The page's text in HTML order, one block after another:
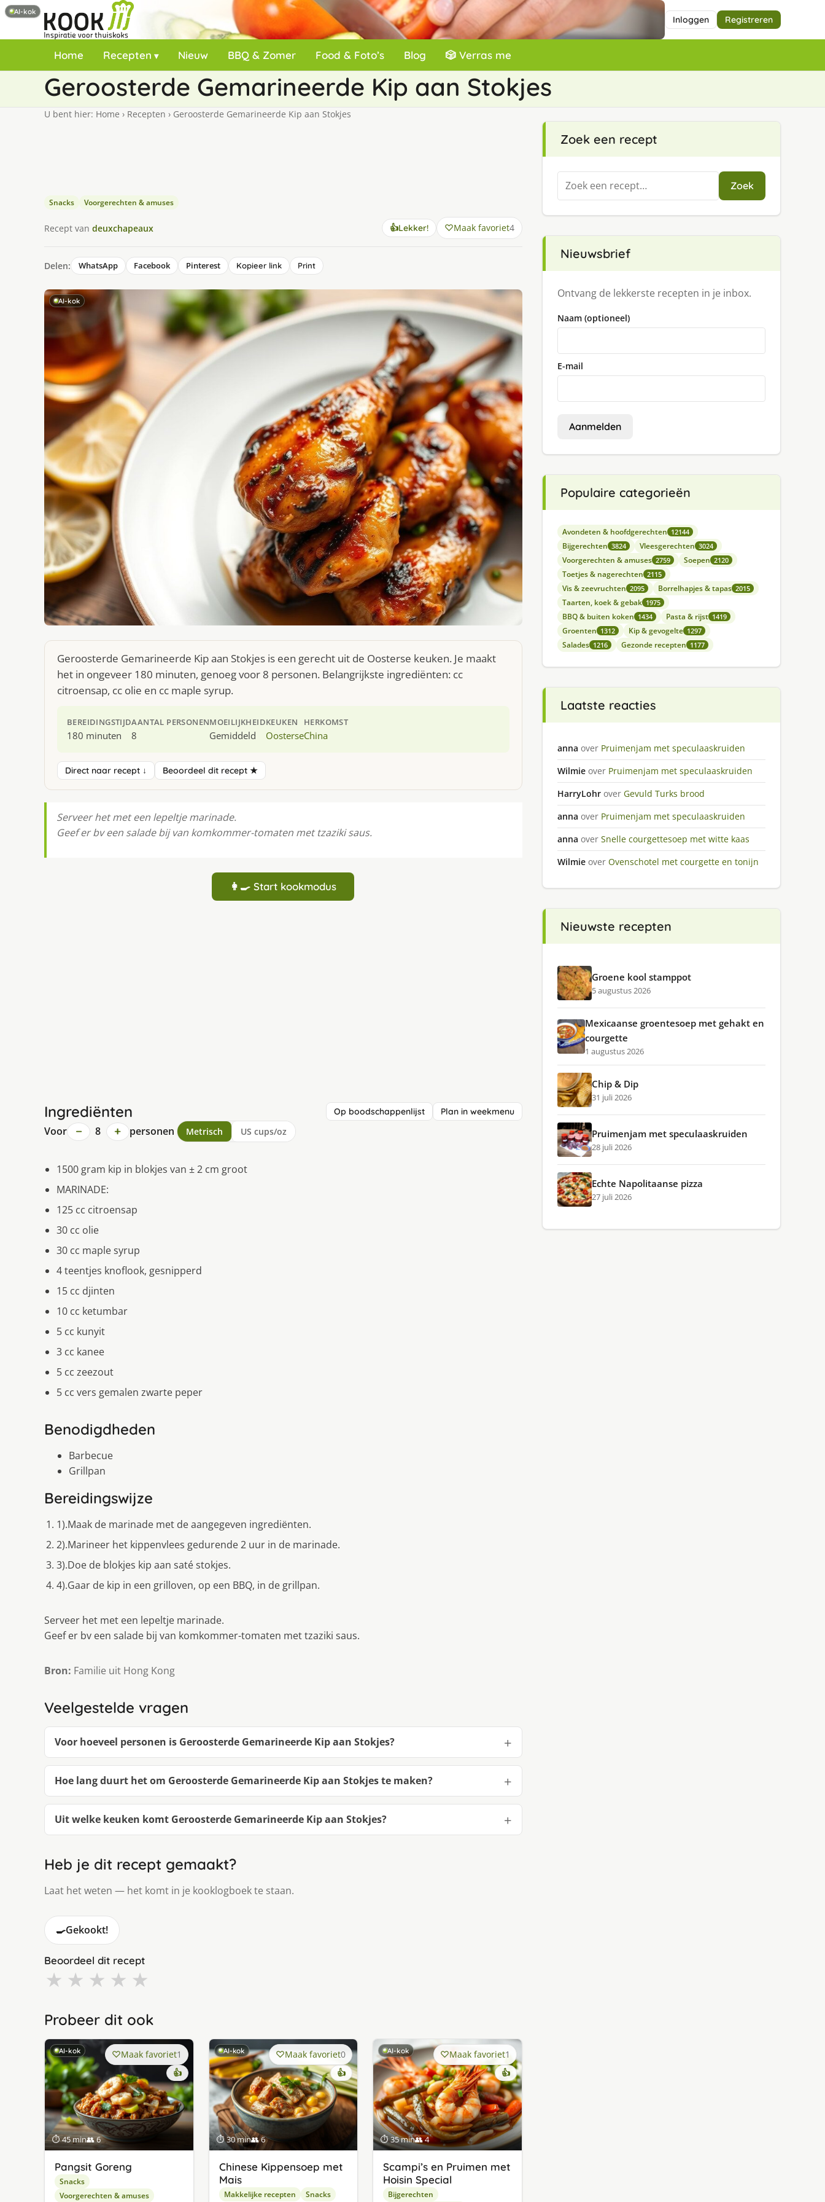
Inloggen Registreren
Home Recepten Nieuw BBQ & Zomer Food & Foto’s Blog 🎲 Verras me
Geroosterde Gemarineerde Kip aan Stokjes
U bent hier: Home › Recepten › Geroosterde Gemarineerde Kip aan Stokjes
Snacks Voorgerechten & amuses
Recept van deuxchapeaux 👍Lekker! Maak favoriet4
Delen: WhatsApp Facebook Pinterest Kopieer link Print
AI-kok
Geroosterde Gemarineerde Kip aan Stokjes is een gerecht uit de Oosterse keuken. Je maakt
het in ongeveer 180 minuten, genoeg voor 8 personen. Belangrijkste ingrediënten: cc
citroensap, cc olie en cc maple syrup.
BEREIDINGSTIJD
180 minuten
AANTAL PERSONEN
8
MOEILIJKHEID
Gemiddeld
KEUKEN
Oosterse
HERKOMST
China
Direct naar recept ↓ Beoordeel dit recept ★
Serveer het met een lepeltje marinade.
Geef er bv een salade bij van komkommer-tomaten met tzaziki saus.
👩‍🍳 Start kookmodus
Ingrediënten Op boodschappenlijst Plan in weekmenu
Voor − 8 + personen Metrisch US cups/oz
1500 gram kip in blokjes van ± 2 cm groot
MARINADE:
125 cc citroensap
30 cc olie
30 cc maple syrup
4 teentjes knoflook, gesnipperd
15 cc djinten
10 cc ketumbar
5 cc kunyit
3 cc kanee
5 cc zeezout
5 cc vers gemalen zwarte peper
Benodigdheden
Barbecue
Grillpan
Bereidingswijze
1).Maak de marinade met de aangegeven ingrediënten.
2).Marineer het kippenvlees gedurende 2 uur in de marinade.
3).Doe de blokjes kip aan saté stokjes.
4).Gaar de kip in een grilloven, op een BBQ, in de grillpan.
Serveer het met een lepeltje marinade.
Geef er bv een salade bij van komkommer-tomaten met tzaziki saus.
Bron: Familie uit Hong Kong
Veelgestelde vragen
Voor hoeveel personen is Geroosterde Gemarineerde Kip aan Stokjes?
Hoe lang duurt het om Geroosterde Gemarineerde Kip aan Stokjes te maken?
Uit welke keuken komt Geroosterde Gemarineerde Kip aan Stokjes?
Heb je dit recept gemaakt?
Laat het weten — het komt in je kooklogboek te staan.
🍳Gekookt!
Beoordeel dit recept
★ ★ ★ ★ ★
Probeer dit ook
AI-kok
⏱ 45 min👥 6
Maak favoriet1
👍
Pangsit Goreng
Snacks
Voorgerechten & amuses
AI-kok
⏱ 30 min👥 6
Maak favoriet0
👍
Chinese Kippensoep met
Mais
Makkelijke recepten Snacks
AI-kok
⏱ 35 min👥 4
Maak favoriet1
👍
Scampi’s en Pruimen met
Hoisin Special
Bijgerechten
Zoek een recept
Zoeken
naar:
Zoek
Nieuwsbrief
Ontvang de lekkerste recepten in je inbox.
Naam (optioneel)
E-mail
Aanmelden
Populaire categorieën
Avondeten & hoofdgerechten 12144
Bijgerechten 3824 Vleesgerechten 3024
Voorgerechten & amuses 2759 Soepen 2120
Toetjes & nagerechten 2115
Vis & zeevruchten 2095 Borrelhapjes & tapas 2015
Taarten, koek & gebak 1975
BBQ & buiten koken 1434 Pasta & rijst 1419
Groenten 1312 Kip & gevogelte 1297
Salades 1216 Gezonde recepten 1177
Laatste reacties
anna over Pruimenjam met speculaaskruiden
Wilmie over Pruimenjam met speculaaskruiden
HarryLohr over Gevuld Turks brood
anna over Pruimenjam met speculaaskruiden
anna over Snelle courgettesoep met witte kaas
Wilmie over Ovenschotel met courgette en tonijn
Nieuwste recepten
Groene kool stamppot
5 augustus 2026
Mexicaanse groentesoep met gehakt en
courgette
1 augustus 2026
Chip & Dip
31 juli 2026
Pruimenjam met speculaaskruiden
28 juli 2026
AI-kok
Echte Napolitaanse pizza
27 juli 2026